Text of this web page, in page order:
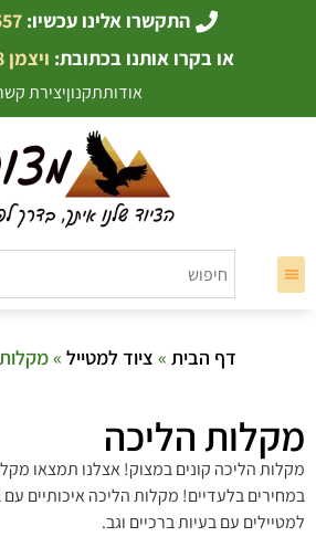
התקשרו אלינו עכשיו:
או בקרו אותנו בכתובת: ויצמן 38, כפר סבא
אודותתקנוןיצירת
דף הבית » ציוד למטייל »
מקלות הליכה
מקלות הליכה קונים במצוק! אצלנו תמצאו
במחירים בלעדיים! מקלות הליכה איכותיים עם
למטיילים עם בעיות ברכיים וגב.